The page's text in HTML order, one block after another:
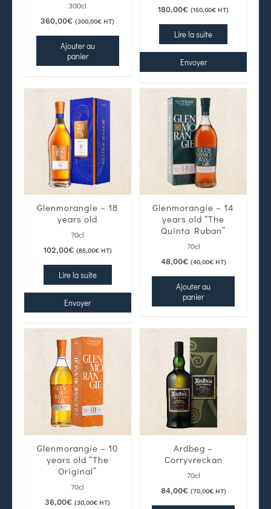
300cl
360,00€ (300,00€ HT)
Ajouter au
panier
180,00€ (150,00€ HT)
Lire la suite
Envoyer
Glenmorangie – 18
years old
70cl
102,00€ (85,00€HT)
Lire la suite
Envoyer
Glenmorangie – 14
years old “The
Quinta Ruban”
70cl
48,00€ (40,00€HT)
Ajouter au
panier
Glenmorangie – 10
years old “The
Original”
70cl
36,00€ (30,00€ HT)
Ardbeg –
Corryvreckan
70cl
84,00€ (70,00€HT)